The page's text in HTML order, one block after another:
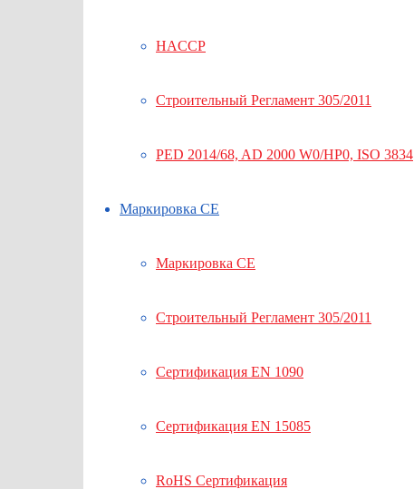
HACCP
Строительный Регламент 305/2011
PED 2014/68, AD 2000 W0/HP0, ISO 3834
Маркировка СЕ
Маркировка СЕ
Строительный Регламент 305/2011
Сертификация EN 1090
Сертификация EN 15085
RoHS Сертификация